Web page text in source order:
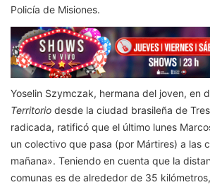
Policía de Misiones.
Yoselin Szymczak, hermana del joven, en
Territorio desde la ciudad brasileña de
radicada, ratificó que el último lunes
un colectivo que pasa (por Mártires) a las
mañana». Teniendo en cuenta que la
comunas es de alrededor de 35